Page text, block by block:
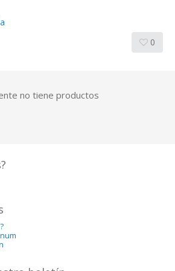
0
no tiene productos